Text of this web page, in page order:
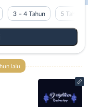
3 – 4 Tahun 5 Tahun
lalu